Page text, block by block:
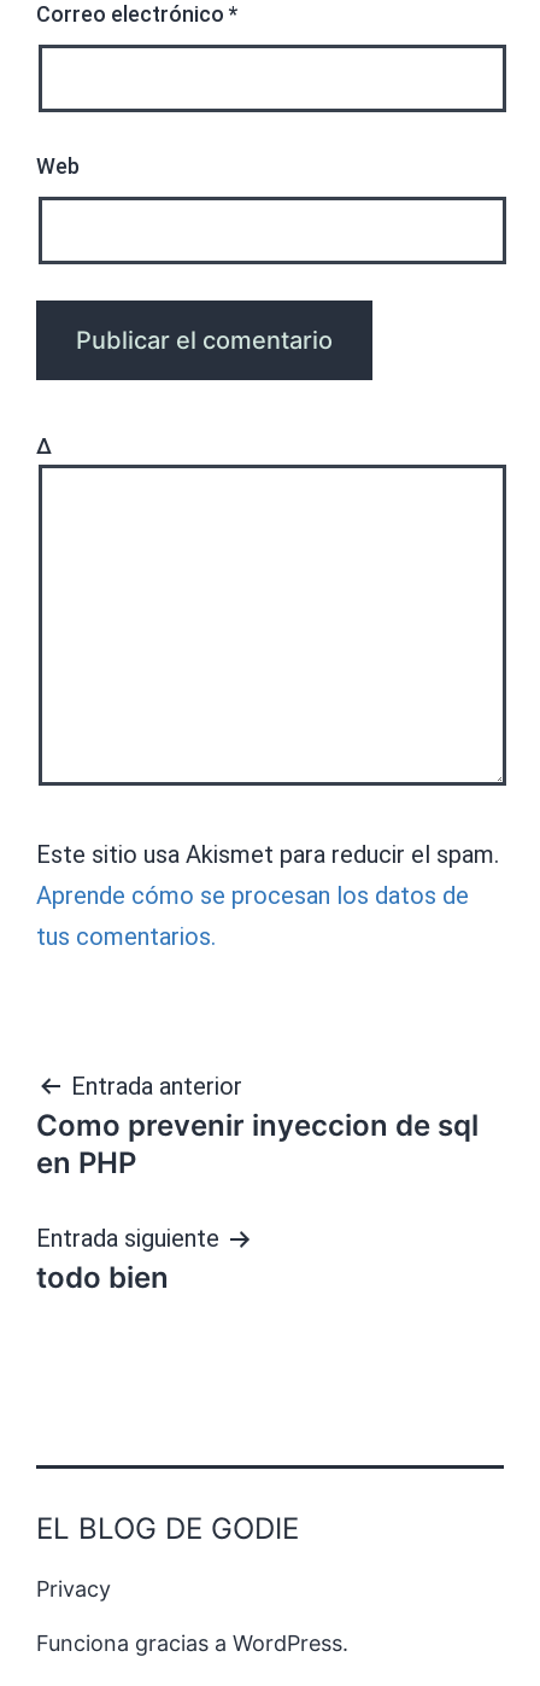
Correo electrónico *
Web
Δ
Este sitio usa Akismet para reducir el spam.
Aprende cómo se procesan los datos de
tus comentarios.
Navegación
de
Entrada anterior
Como prevenir inyeccion de sql
en PHP
Entrada siguiente
todo bien
EL BLOG DE GODIE
Privacy
Funciona gracias a WordPress.